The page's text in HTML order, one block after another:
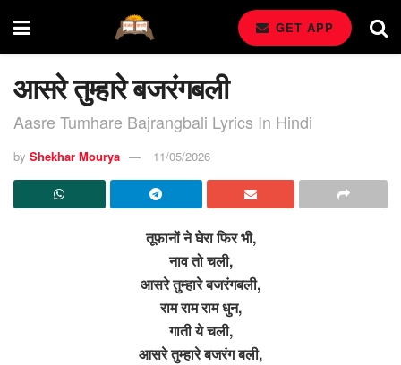
GET APP
आसरे तुम्हारे बजरंगबली
Aasre Tumhare Bajrangbali Lyrics In Hindi
by Shekhar Mourya 11/05/2026
तूफानों ने घेरा फिर भी,
नाव तो चली,
आसरे तुम्हारे बजरंगबली,
राम राम राम धुन,
गाती ये चली,
आसरे तुम्हारे बजरंग बली,